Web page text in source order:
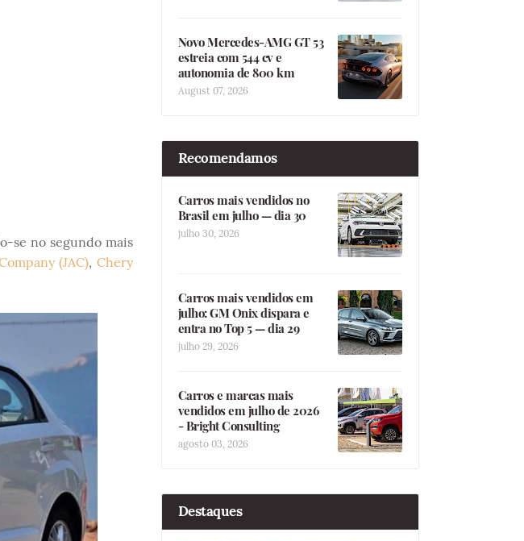
se no segundo mais
(JAC), Chery
Novo Mercedes-AMG GT 53
estreia com 544 cv e
autonomia de 800 km
August 07, 2026
Recomendamos
Carros mais vendidos no
Brasil em julho — dia 30
julho 30, 2026
Carros mais vendidos em
julho: GM Onix dispara e
entra no Top 5 — dia 29
julho 29, 2026
Carros e marcas mais
vendidos em julho de 2026
- Bright Consulting
agosto 03, 2026
Destaques